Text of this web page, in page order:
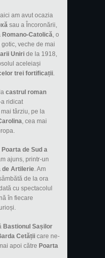
am avut ocazia
sau a Încoronării,
Romano-Catolică , o
veche de mai
Uniri de la 1918,
aceleiași
trei fortificații
castrul roman
ridicat
mai târziu, pe la
, cea mai
Poarta de Sud a
ajuns, printr-un
de Artilerie . Am
de la ora
cu spectacolul
în fiecare
Bastionul Sașilor
Cetății care ne-
apoi către Poarta